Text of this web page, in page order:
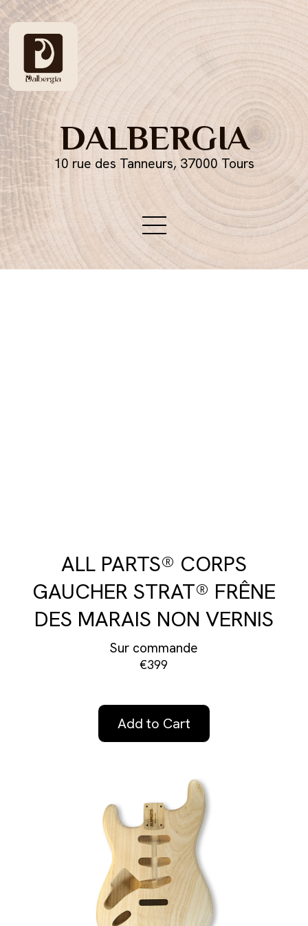
DALBERGIA
10 rue des Tanneurs, 37000 Tours
ALL PARTS® CORPS
GAUCHER STRAT® FRÊNE
DES MARAIS NON VERNIS
Sur commande
€399
Add to Cart